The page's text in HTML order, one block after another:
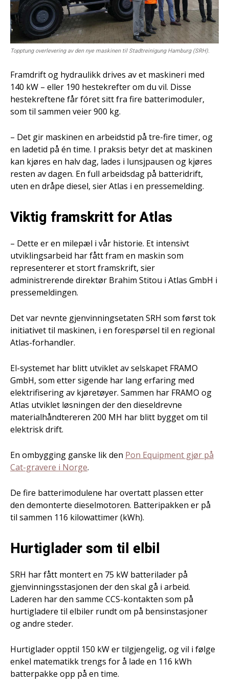
Topptung overlevering av den nye maskinen til Stadtreinigung Hamburg (SRH).
Framdrift og hydraulikk drives av et maskineri med
140 kW – eller 190 hestekrefter om du vil. Disse
hestekreftene får fóret sitt fra fire batterimoduler,
som til sammen veier 900 kg.
– Det gir maskinen en arbeidstid på tre-fire timer, og
en ladetid på én time. I praksis betyr det at maskinen
kan kjøres en halv dag, lades i lunsjpausen og kjøres
resten av dagen. En full arbeidsdag på batteridrift,
uten en dråpe diesel, sier Atlas i en pressemelding.
Viktig framskritt for Atlas
– Dette er en milepæl i vår historie. Et intensivt
utviklingsarbeid har fått fram en maskin som
representerer et stort framskrift, sier
administrerende direktør Brahim Stitou i Atlas GmbH i
pressemeldingen.
Det var nevnte gjenvinningsetaten SRH som først tok
initiativet til maskinen, i en forespørsel til en regional
Atlas-forhandler.
El-systemet har blitt utviklet av selskapet FRAMO
GmbH, som etter sigende har lang erfaring med
elektrifisering av kjøretøyer. Sammen har FRAMO og
Atlas utviklet løsningen der den dieseldrevne
materialhåndtereren 200 MH har blitt bygget om til
elektrisk drift.
En ombygging ganske lik den Pon Equipment gjør på
Cat-gravere i Norge.
De fire batterimodulene har overtatt plassen etter
den demonterte dieselmotoren. Batteripakken er på
til sammen 116 kilowattimer (kWh).
Hurtiglader som til elbil
SRH har fått montert en 75 kW batterilader på
gjenvinningsstasjonen der den skal gå i arbeid.
Laderen har den samme CCS-kontakten som på
hurtigladere til elbiler rundt om på bensinstasjoner
og andre steder.
Hurtiglader opptil 150 kW er tilgjengelig, og vil i følge
enkel matematikk trengs for å lade en 116 kWh
batterpakke opp på en time.